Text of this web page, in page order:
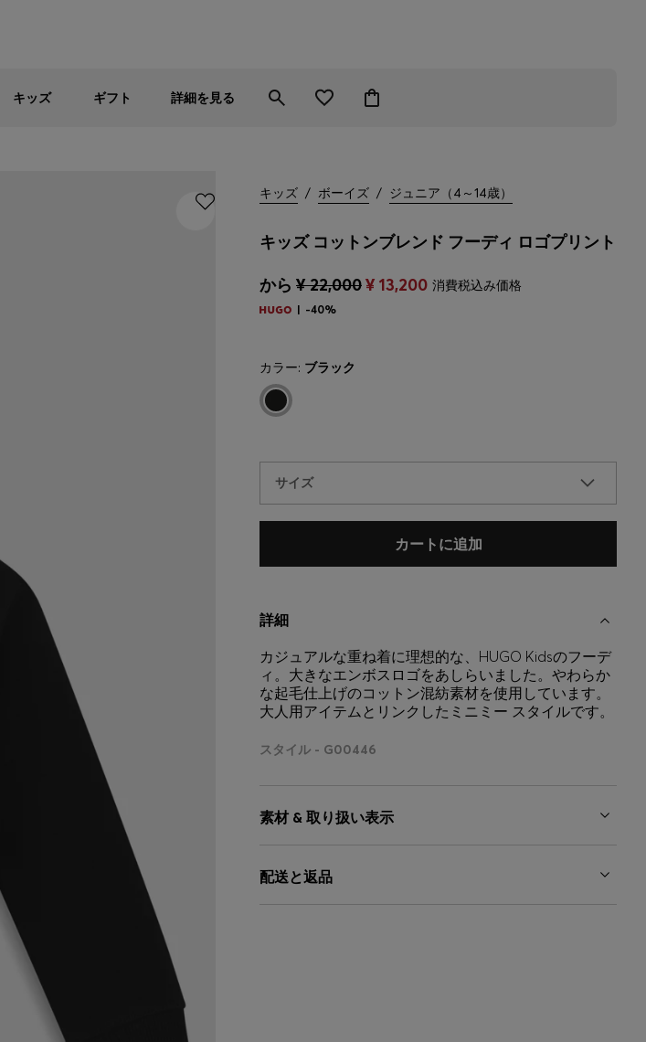
キッズ ギフト 詳細を見る
キッズ / ボーイズ / ジュニア（4～14歳）
キッズ コットンブレンド フーディ ロゴプリント
から ¥ 22,000¥ 13,200 消費税込み価格
-40%
カラー: ブラック
サイズ
カートに追加
詳細
カジュアルな重ね着に理想的な、HUGO Kidsのフーデ
ィ。大きなエンボスロゴをあしらいました。やわらか
な起毛仕上げのコットン混紡素材を使用しています。
大人用アイテムとリンクしたミニミー スタイルです。
スタイル - G00446
素材 & 取り扱い表示
配送と返品